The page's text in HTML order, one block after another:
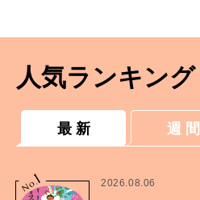
人気ランキング
最 新 週 間
No.
1 2026.08.06